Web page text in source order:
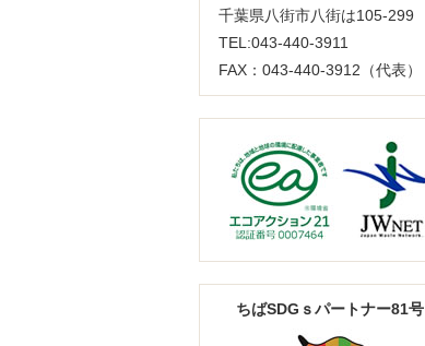
千葉県八街市八街は105-299
TEL:043-440-3911
FAX：043-440-3912（代表）
ちばSDGｓパートナー81号